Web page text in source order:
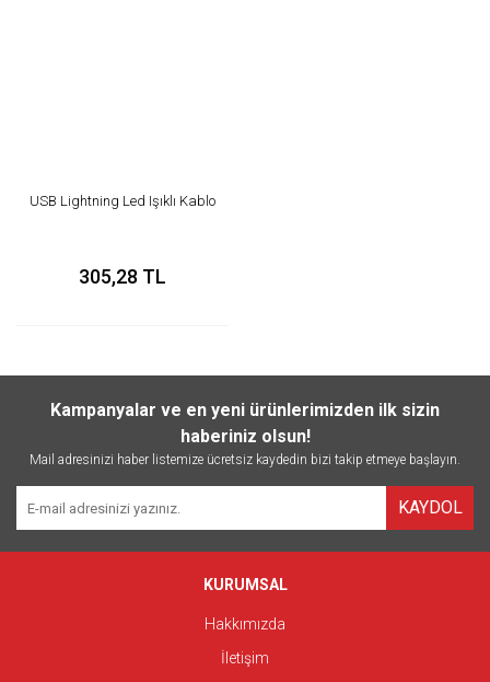
USB Lightning Led Işıklı Kablo
305,28 TL
Kampanyalar ve en yeni ürünlerimizden ilk sizin
haberiniz olsun!
Mail adresinizi haber listemize ücretsiz kaydedin bizi takip etmeye başlayın.
KAYDOL
KURUMSAL
Hakkımızda
İletişim